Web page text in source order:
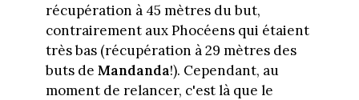
récupération à 45 mètres du but,
contrairement aux Phocéens qui étaient
très bas (récupération à 29 mètres des
buts de Mandanda!). Cependant, au
moment de relancer, c'est là que le